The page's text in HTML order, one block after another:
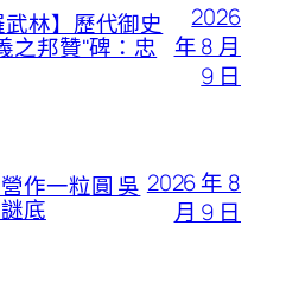
林】歷代御史
之邦贊"碑：忠
2026
年 8 月
9 日
作一粒圓 吳
底
2026 年 8
月 9 日